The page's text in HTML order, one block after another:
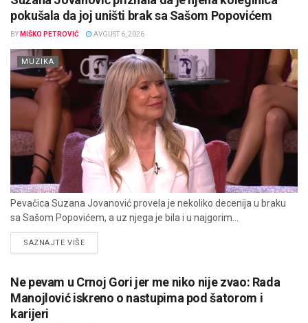
pokušala da joj uništi brak sa Sašom Popovićem
BY MIŠKO PETROVIĆ AVGUST 6, 2026
MUZIKA
Pevačica Suzana Jovanović provela je nekoliko decenija u braku
sa Sašom Popovićem, a uz njega je bila i u najgorim...
SAZNAJTE VIŠEDETAILS
Ne pevam u Crnoj Gori jer me niko nije zvao: Rada
Manojlović iskreno o nastupima pod šatorom i
karijeri